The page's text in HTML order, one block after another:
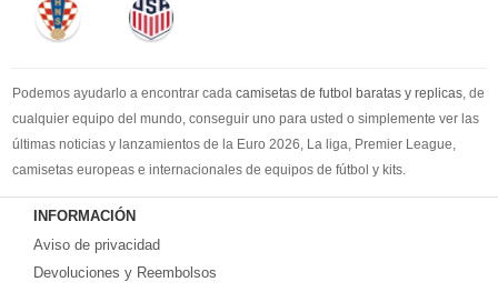
Podemos ayudarlo a encontrar cada camisetas de futbol baratas y replicas, de
cualquier equipo del mundo, conseguir uno para usted o simplemente ver las
últimas noticias y lanzamientos de la Euro 2026, La liga, Premier League,
camisetas europeas e internacionales de equipos de fútbol y kits.
Comprecamisetas de futbol baratasen la tienda deportiva más grande de
Europa. ¡Grandes ofertas en todas las camisetas del club de fútbol, ​​kits
europeos e internacionales, todo a los precios más bajos!
Compre nuestra gran selección de
INFORMACIÓN
Aviso de privacidad
Devoluciones y Reembolsos